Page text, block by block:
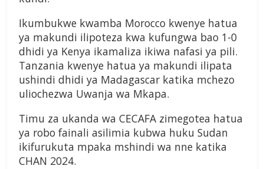
Ikumbukwe kwamba Morocco kwenye hatua
ya makundi ilipoteza kwa kufungwa bao 1-0
dhidi ya Kenya ikamaliza ikiwa nafasi ya pili.
Tanzania kwenye hatua ya makundi ilipata
ushindi dhidi ya Madagascar katika mchezo
uliochezwa Uwanja wa Mkapa.
Timu za ukanda wa CECAFA zimegotea hatua
ya robo fainali asilimia kubwa huku Sudan
ikifurukuta mpaka mshindi wa nne katika
CHAN 2024.